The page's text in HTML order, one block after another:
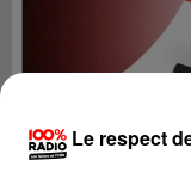
Le respect